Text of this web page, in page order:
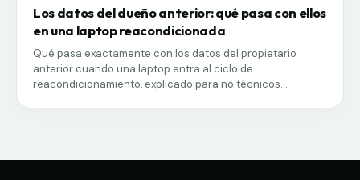
Los datos del dueño anterior: qué pasa con ellos
en una laptop reacondicionada
Qué pasa exactamente con los datos del propietario
anterior cuando una laptop entra al ciclo de
reacondicionamiento, explicado para no técnicos...